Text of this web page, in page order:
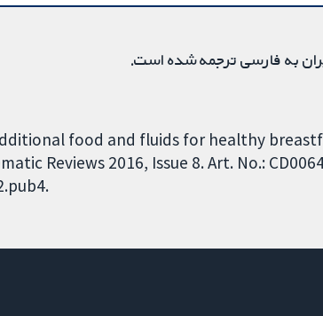
به فارسی ترجمه شده است.
food and fluids for healthy
Reviews 2016, Issue 8. Art. No.: